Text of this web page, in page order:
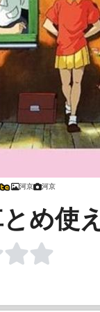
河京 河京
め使え